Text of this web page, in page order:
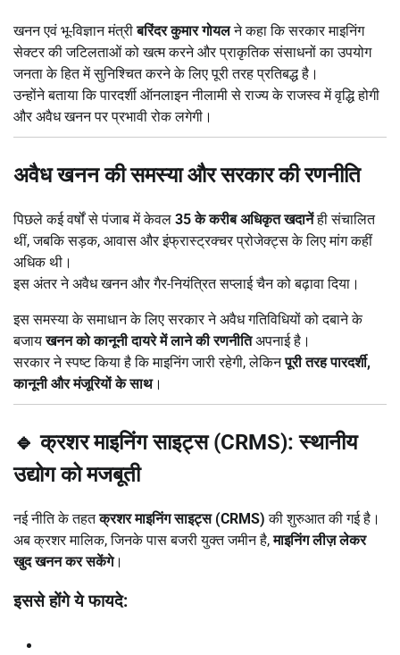
खनन एवं भू-विज्ञान मंत्रीबरिंदर कुमार गोयलने कहा कि सरकार माइनिंग
सेक्टर की जटिलताओं को खत्म करने और प्राकृतिक संसाधनों का उपयोग
जनता के हित में सुनिश्चित करने के लिए पूरी तरह प्रतिबद्ध है।
उन्होंने बताया कि पारदर्शी ऑनलाइन नीलामी से राज्य के राजस्व में वृद्धि होगी
और अवैध खनन पर प्रभावी रोक लगेगी।
अवैध खनन की समस्या और सरकार की रणनीति
पिछले कई वर्षों से पंजाब में केवल 35 के करीब अधिकृत खदानेंही संचालित
थीं, जबकि सड़क, आवास और इंफ्रास्ट्रक्चर प्रोजेक्ट्स के लिए मांग कहीं
अधिक थी।
इस अंतर ने अवैध खनन और गैर-नियंत्रित सप्लाई चैन को बढ़ावा दिया।
इस समस्या के समाधान के लिए सरकार ने अवैध गतिविधियों को दबाने के
बजायखनन को कानूनी दायरे में लाने की रणनीतिअपनाई है।
सरकार ने स्पष्ट किया है कि माइनिंग जारी रहेगी, लेकिनपूरी तरह पारदर्शी,
कानूनी और मंजूरियों के साथ।
🔹 क्रशर माइनिंग साइट्स (CRMS): स्थानीय
उद्योग को मजबूती
नई नीति के तहतक्रशर माइनिंग साइट्स (CRMS) की शुरुआत की गई है।
अब क्रशर मालिक, जिनके पास बजरी युक्त जमीन है,माइनिंग लीज़ लेकर
खुद खनन कर सकेंगे।
इससे होंगे ये फायदे: